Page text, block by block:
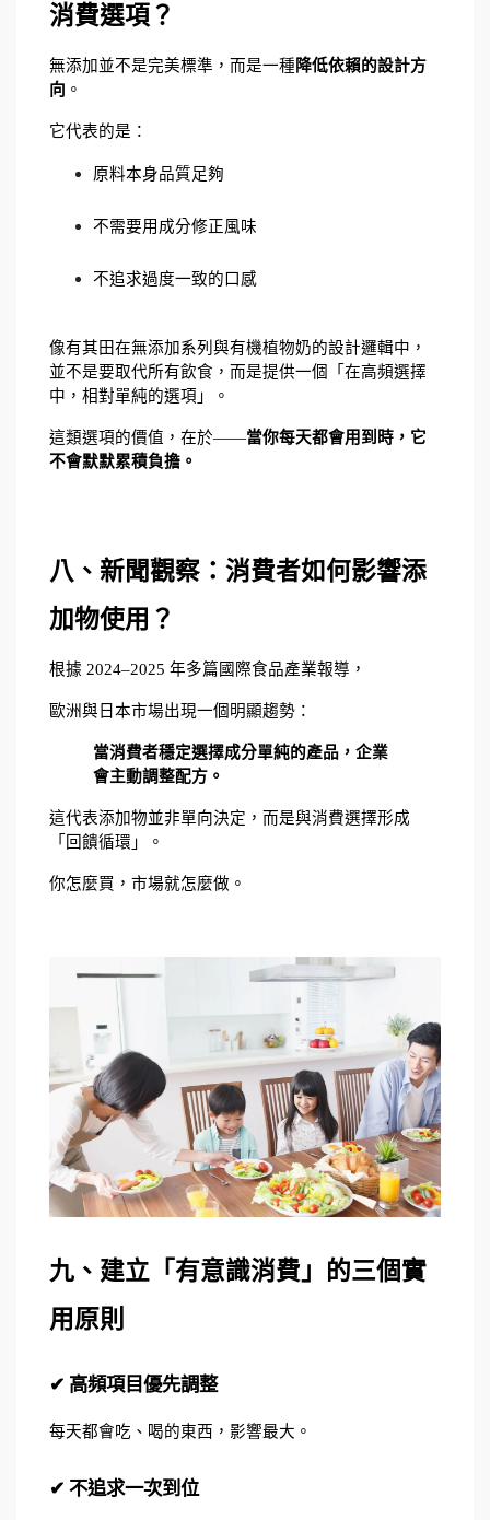
消費選項？
無添加並不是完美標準，而是一種降低依賴的設計方
向 。
它代表的是：
原料本身品質足夠
不需要用成分修正風味
不追求過度一致的口感
像有其田在無添加系列與有機植物奶的設計邏輯中，
並不是要取代所有飲食，而是提供一個「在高頻選擇
中，相對單純的選項」。
這類選項的價值，在於——當你每天都會用到時，它
不會默默累積負擔。
八、新聞觀察：消費者如何影響添
加物使用？
根據 2024–2025 年多篇國際食品產業報導，
歐洲與日本市場出現一個明顯趨勢：
當消費者穩定選擇成分單純的產品，企業
會主動調整配方。
這代表添加物並非單向決定，而是與消費選擇形成
「回饋循環」。
你怎麼買，市場就怎麼做。
九、建立「有意識消費」的三個實
用原則
✔ 高頻項目優先調整
每天都會吃、喝的東西，影響最大。
✔ 不追求一次到位